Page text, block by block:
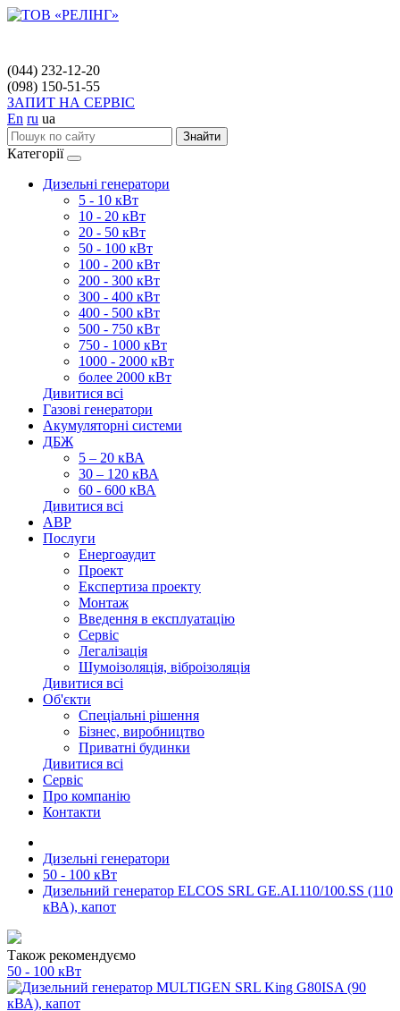
(044) 232-12-20
(098) 150-51-55
ЗАПИТ НА СЕРВІС
En ru ua
Знайти
Категорії
Дизельні генератори
5 - 10 кВт
10 - 20 кВт
20 - 50 кВт
50 - 100 кВт
100 - 200 кВт
200 - 300 кВт
300 - 400 кВт
400 - 500 кВт
500 - 750 кВт
750 - 1000 кВт
1000 - 2000 кВт
более 2000 кВт
Дивитися всі
Газові генератори
Акумуляторні системи
ДБЖ
5 – 20 кВА
30 – 120 кВА
60 - 600 кВА
Дивитися всі
АВР
Послуги
Енергоаудит
Проект
Експертиза проекту
Монтаж
Введення в експлуатацію
Сервіс
Легалізація
Шумоізоляція, віброізоляція
Дивитися всі
Об'єкти
Спеціальні рішення
Бізнес, виробництво
Приватні будинки
Дивитися всі
Сервіс
Про компанію
Контакти
Дизельні генератори
50 - 100 кВт
Дизельний генератор ELCOS SRL GE.AI.110/100.SS (110
кВА), капот
Також рекомендуємо
50 - 100 кВт